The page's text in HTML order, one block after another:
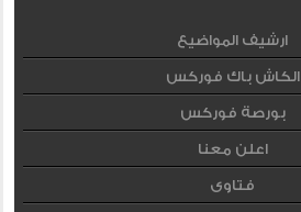
ارشيف المواضيع
الكاش باك فوركس
بورصة فوركس
اعلن معنا
فتاوى